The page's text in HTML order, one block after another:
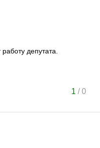
депутата.
1 /0